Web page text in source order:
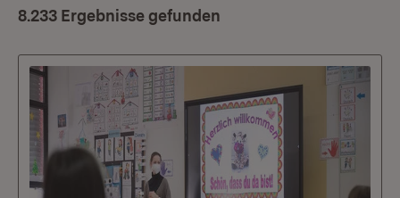
8.233 Ergebnisse gefunden